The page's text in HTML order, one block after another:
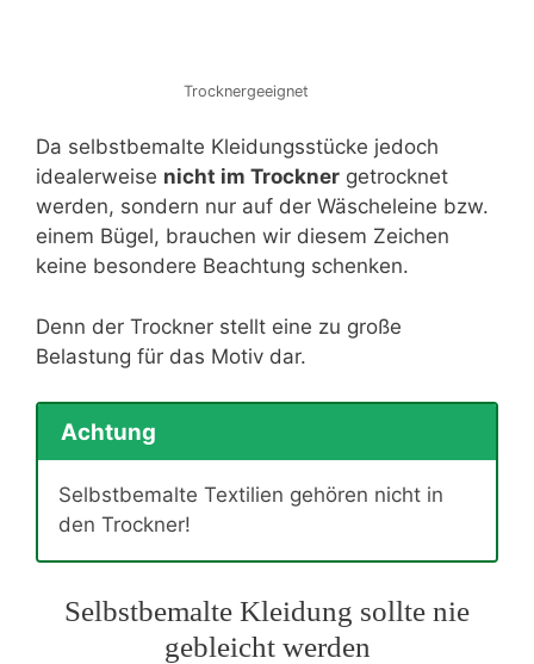
Trocknergeeignet
Da selbstbemalte Kleidungsstücke jedoch
idealerweise nicht im Trockner getrocknet
werden, sondern nur auf der Wäscheleine bzw.
einem Bügel, brauchen wir diesem Zeichen
keine besondere Beachtung schenken.
Denn der Trockner stellt eine zu große
Belastung für das Motiv dar.
Achtung
Selbstbemalte Textilien gehören nicht in
den Trockner!
Selbstbemalte Kleidung sollte nie
gebleicht werden